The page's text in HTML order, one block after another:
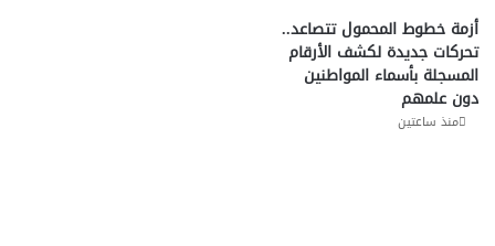
أزمة خطوط المحمول تتصاعد..
تحركات جديدة لكشف الأرقام
المسجلة بأسماء المواطنين
دون علمهم
منذ ساعتين